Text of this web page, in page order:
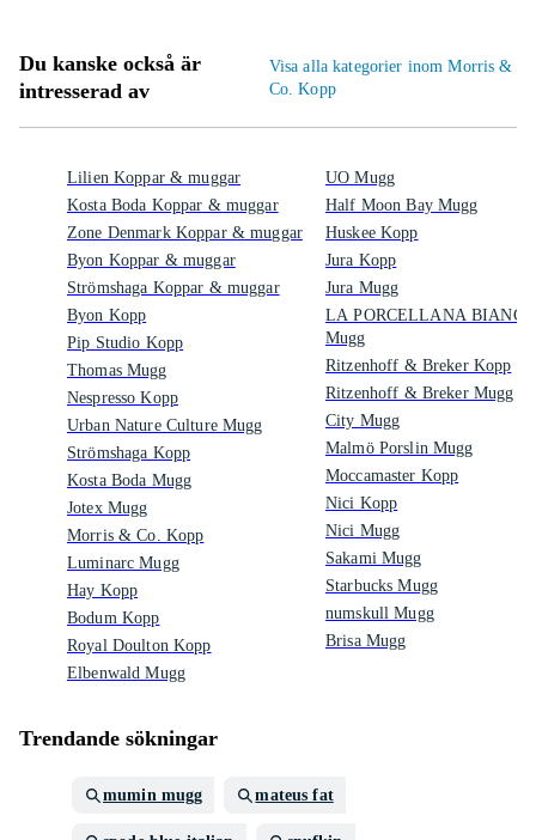
Du kanske också är
intresserad av
Visa alla kategorier inom Morris &
Co. Kopp
Lilien Koppar & muggar
Kosta Boda Koppar & muggar
Zone Denmark Koppar & muggar
Byon Koppar & muggar
Strömshaga Koppar & muggar
Byon Kopp
Pip Studio Kopp
Thomas Mugg
Nespresso Kopp
Urban Nature Culture Mugg
Strömshaga Kopp
Kosta Boda Mugg
Jotex Mugg
Morris & Co. Kopp
Luminarc Mugg
Hay Kopp
Bodum Kopp
Royal Doulton Kopp
Elbenwald Mugg
UO Mugg
Half Moon Bay Mugg
Huskee Kopp
Jura Kopp
Jura Mugg
LA PORCELLANA BIANCA
Mugg
Ritzenhoff & Breker Kopp
Ritzenhoff & Breker Mugg
City Mugg
Malmö Porslin Mugg
Moccamaster Kopp
Nici Kopp
Nici Mugg
Sakami Mugg
Starbucks Mugg
numskull Mugg
Brisa Mugg
Trendande sökningar
mumin mugg mateus fat